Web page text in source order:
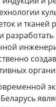
и тканей